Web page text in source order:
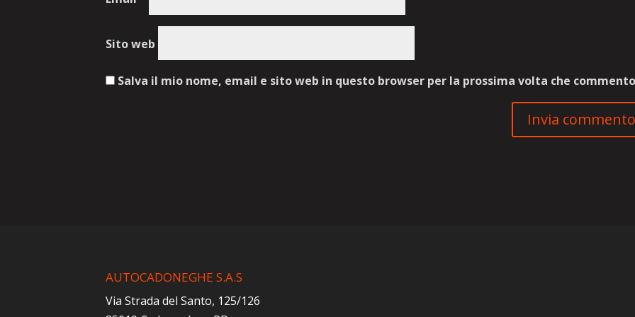
Sito web
Salva il mio nome, email e sito web in questo browser per la prossima volta che
AUTOCADONEGHE S.A.S
Via Strada del Santo, 125/126